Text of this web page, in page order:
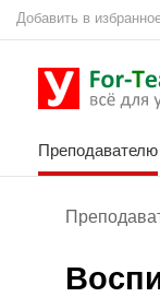
Добавить в
Преподавателю